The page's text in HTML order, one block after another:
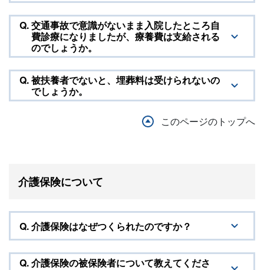
Q.交通事故で意識がないまま入院したところ自
費診療になりましたが、療養費は支給される
のでしょうか。
Q.被扶養者でないと、埋葬料は受けられないの
でしょうか。
このページのトップへ
介護保険について
Q.介護保険はなぜつくられたのですか？
Q.介護保険の被保険者について教えてくださ